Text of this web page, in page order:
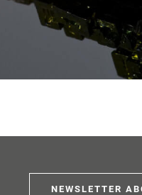
NEWSLETTER